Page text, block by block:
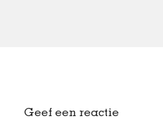
Geef een reactie